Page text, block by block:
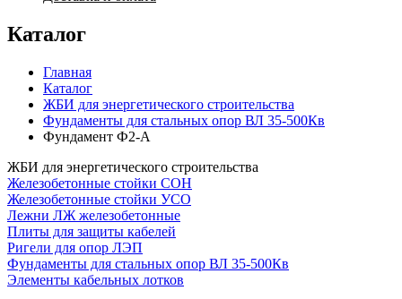
Каталог
Главная
Каталог
ЖБИ для энергетического строительства
Фундаменты для стальных опор ВЛ 35-500Кв
Фундамент Ф2-А
ЖБИ для энергетического строительства
Железобетонные стойки СОН
Железобетонные стойки УСО
Лежни ЛЖ железобетонные
Плиты для защиты кабелей
Ригели для опор ЛЭП
Фундаменты для стальных опор ВЛ 35-500Кв
Элементы кабельных лотков